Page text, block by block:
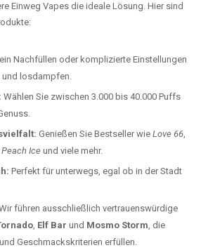
Einweg Vapes die ideale Lösung. Hier sind
Nachfüllen oder komplizierte Einstellungen
losdampfen.
Wählen Sie zwischen 3.000 bis 40.000 Puffs
Genießen Sie Bestseller wie Love 66,
Peach Ice und viele mehr.
Perfekt für unterwegs, egal ob in der Stadt
führen ausschließlich vertrauenswürdige
, Elf Bar und Mosmo Storm, die
Geschmackskriterien erfüllen.